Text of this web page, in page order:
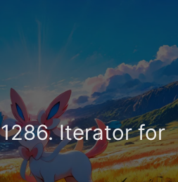
Iterator for